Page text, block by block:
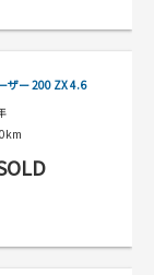
ザー 200 ZX 4.6